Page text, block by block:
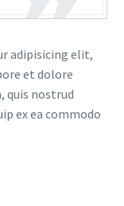
adipisicing elit,
et dolore
quis nostrud
ex ea commodo